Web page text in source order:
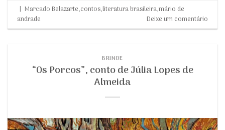
| MarcadoBelazarte,contos,literatura brasileira,mário de
andrade
Deixe um comentário
BRINDE
“Os Porcos”, conto de Júlia Lopes de
Almeida